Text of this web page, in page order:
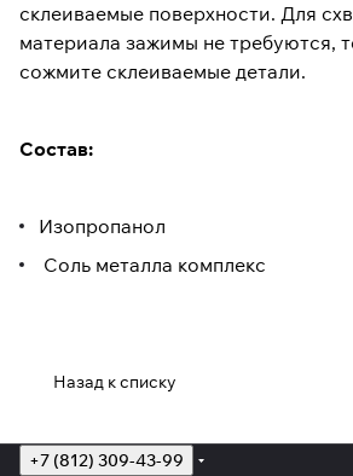
склеиваемые поверхности. Для
материала зажимы не требуются,
сожмите склеиваемые детали.
Состав:
Изопропанол
Соль металла комплекс
Назад к списку
+7 (812) 309-43-99